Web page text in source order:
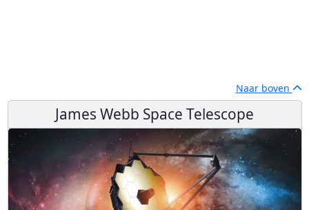
Naar boven
James Webb Space Telescope